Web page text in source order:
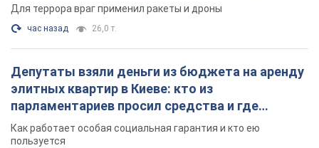
Для террора враг применил ракеты и дроны
час назад 26,0 т.
Депутаты взяли деньги из бюджета на аренду
элитных квартир в Киеве: кто из
парламентариев просил средства и где
поселился
Как работает особая социальная гарантия и кто ею
пользуется